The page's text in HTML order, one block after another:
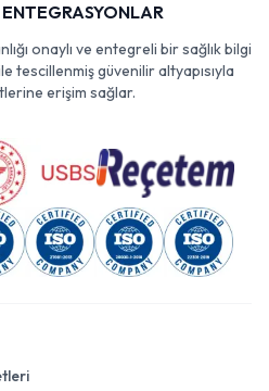
onaylı ve entegreli bir sağlık bilgi
tescillenmiş güvenilir altyapısıyla
erişim sağlar.